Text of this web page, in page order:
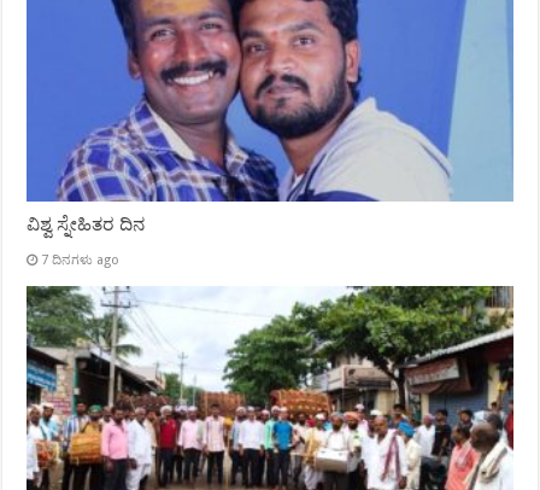
ವಿಶ್ವ ಸ್ನೇಹಿತರ ದಿನ
7 ದಿನಗಳು ago